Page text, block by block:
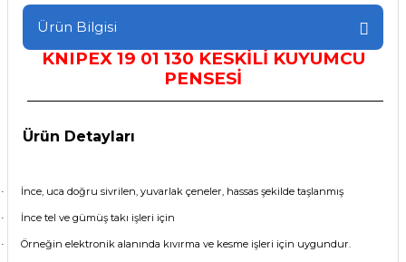
Ürün Bilgisi
KNIPEX 19 01 130 KESKİLİ KUYUMCU
PENSESİ
Ürün Detayları
· İnce, uca doğru sivrilen, yuvarlak çeneler, hassas şekilde taşlanmış
· İnce tel ve gümüş takı işleri için
· Örneğin elektronik alanında kıvırma ve kesme işleri için uygundur.